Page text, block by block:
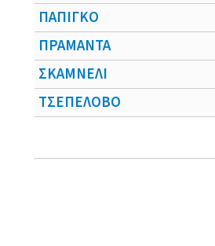
ΠΑΠΙΓΚΟ
ΠΡΑΜΑΝΤΑ
ΣΚΑΜΝΕΛΙ
ΤΣΕΠΕΛΟΒΟ